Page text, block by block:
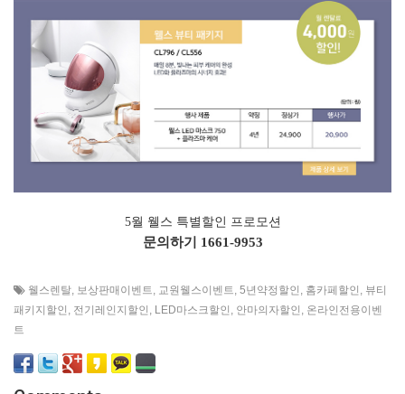
5월 웰스 특별할인 프로모션
문의하기 1661-9953
웰스렌탈, 보상판매이벤트, 교원웰스이벤트, 5년약정할인 , 홈카페할인 , 뷰티
패키지할인 , 전기레인지할인 , LED마스크할인 , 안마의자할인 , 온라인전용이벤
트